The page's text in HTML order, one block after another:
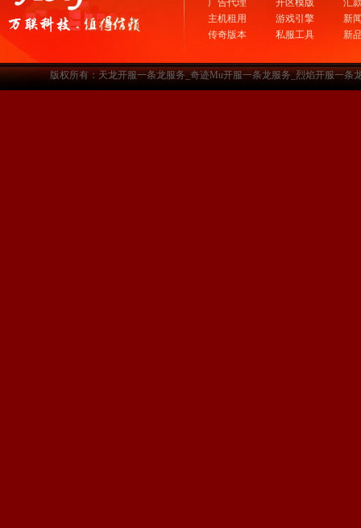
广告代理
主机租用
传奇版本
开区模版
游戏引擎
私服工具
汇
新
新
版权所有：天龙开服一条龙服务_奇迹Mu开服一条龙服务_烈焰开服一条